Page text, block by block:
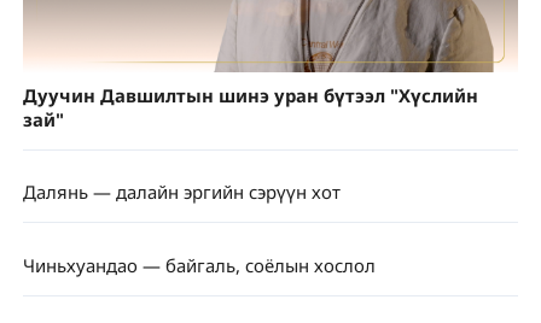
Дуучин Давшилтын шинэ уран бүтээл "Хүслийн
зай"
Далянь — далайн эргийн сэрүүн хот
Чиньхуандао — байгаль, соёлын хослол